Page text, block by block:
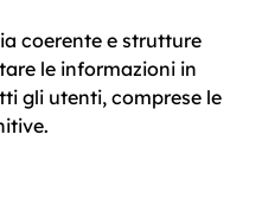
coerente e strutture
le informazioni in
gli utenti, comprese le